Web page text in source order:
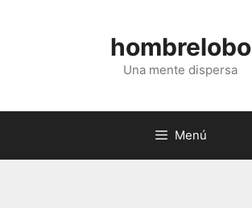
hombrelobo
Una mente dispersa
Menú